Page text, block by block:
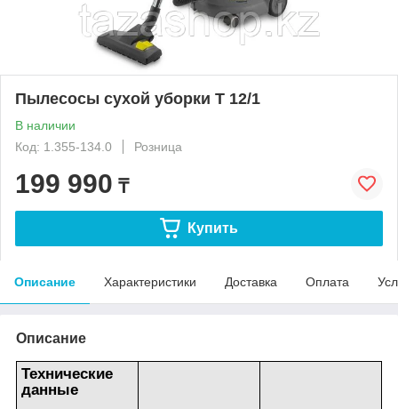
Пылесосы сухой уборки T 12/1
В наличии
Код: 1.355-134.0
Розница
199 990 ₸
Купить
Описание Характеристики Доставка Оплата
Описание
Технические
данные